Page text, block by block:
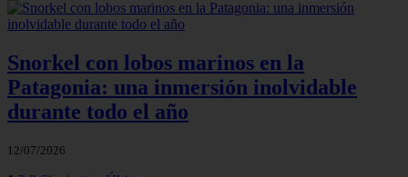
Snorkel con lobos marinos en la
Patagonia: una inmersión inolvidable
durante todo el año
12/07/2026